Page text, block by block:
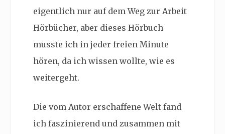
eigentlich nur auf dem Weg zur Arbeit
Hörbücher, aber dieses Hörbuch
musste ich in jeder freien Minute
hören, da ich wissen wollte, wie es
weitergeht.
Die vom Autor erschaffene Welt fand
ich faszinierend und zusammen mit